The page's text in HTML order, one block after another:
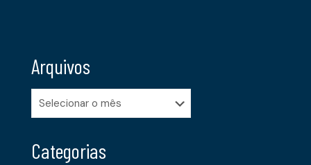
Arquivos
Arquivos
Categorias